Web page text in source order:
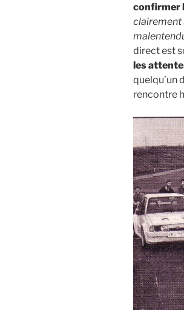
confirmer
clairement
direct est
les
quelqu’un
rencontre